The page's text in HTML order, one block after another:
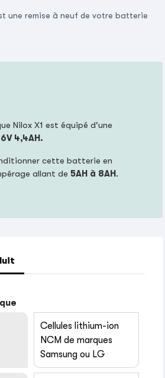
une remise à neuf de votre batterie
Nilox X1 est équipé d'une
4,4AH.
cette batterie en
allant de 5AH à 8AH.
Cellules lithium-ion
NCM de marques
Samsung ou LG